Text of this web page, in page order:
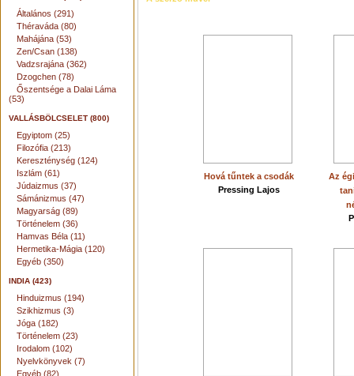
Általános (291)
Théraváda (80)
Mahájána (53)
Zen/Csan (138)
Vadzsrajána (362)
Dzogchen (78)
Őszentsége a Dalai Láma
(53)
VALLÁSBÖLCSELET (800)
Egyiptom (25)
Filozófia (213)
Kereszténység (124)
Iszlám (61)
Júdaizmus (37)
Sámánizmus (47)
Magyarság (89)
Történelem (36)
Hamvas Béla (11)
Hermetika-Mágia (120)
Egyéb (350)
INDIA (423)
Hinduizmus (194)
Szikhizmus (3)
Jóga (182)
Történelem (23)
Irodalom (102)
Nyelvkönyvek (7)
Egyéb (82)
Hová tűntek a csodák
Pressing Lajos
Az